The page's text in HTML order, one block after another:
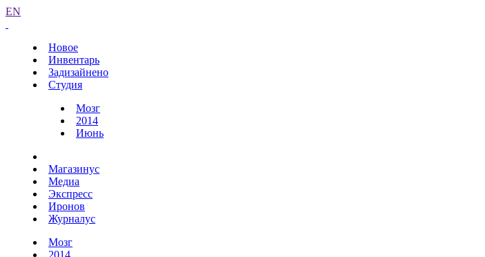
EN
Новое
Инвентарь
Задизайнено
Студия
Мозг
2014
Июнь
Магазинус
Медиа
Экспресс
Иронов
Журналус
Мозг
2014